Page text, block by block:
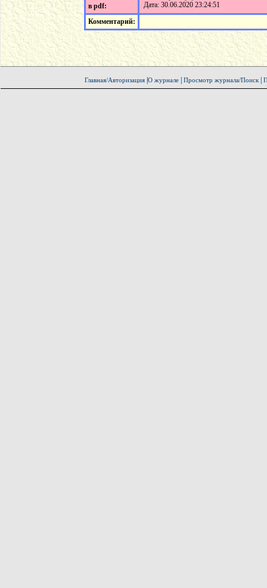
в pdf:
Дата: 30.06.2020 23:24:51
Комментарий:
Главная/Авторизация| О журнале| Просмотр журнала/Поиск|